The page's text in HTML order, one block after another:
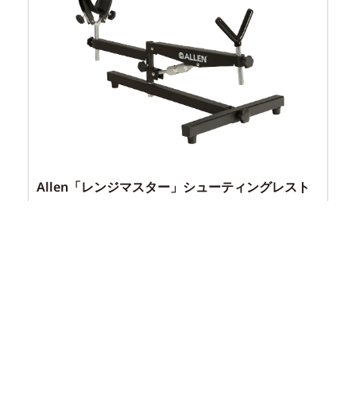
Allen「レンジマスター」シューティングレスト